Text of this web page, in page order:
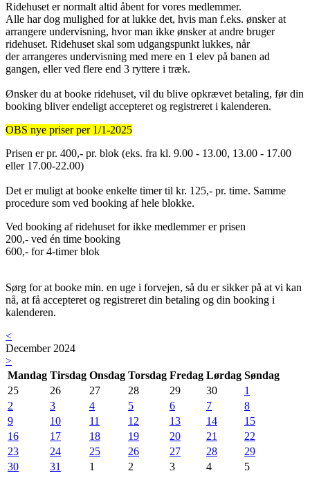
Ridehuset er normalt altid åbent for vores medlemmer.
Alle har dog mulighed for at lukke det, hvis man f.eks. ønsker at
arrangere undervisning, hvor man ikke ønsker at andre bruger
ridehuset. Ridehuset skal som udgangspunkt lukkes, når
der arrangeres undervisning med mere en 1 elev på banen ad
gangen, eller ved flere end 3 ryttere i træk.
Ønsker du at booke ridehuset, vil du blive opkrævet betaling, før din
booking bliver endeligt accepteret og registreret i kalenderen.
OBS nye priser per 1/1-2025
Prisen er pr. 400,- pr. blok (eks. fra kl. 9.00 - 13.00, 13.00 - 17.00
eller 17.00-22.00)
Det er muligt at booke enkelte timer til kr. 125,- pr. time. Samme
procedure som ved booking af hele blokke.
Ved booking af ridehuset for ikke medlemmer er prisen
200,- ved én time booking
600,- for 4-timer blok
Sørg for at booke min. en uge i forvejen, så du er sikker på at vi kan
nå, at få accepteret og registreret din betaling og din booking i
kalenderen.
<
December 2024
>
Mandag Tirsdag Onsdag Torsdag Fredag Lørdag Søndag
25
26 27 28 29 30
1
2
3 4 5 6 7
8
9
10 11 12 13 14
15
16
17 18 19 20 21
22
23
24 25 26 27 28
29
30
31 1 2 3 4 5